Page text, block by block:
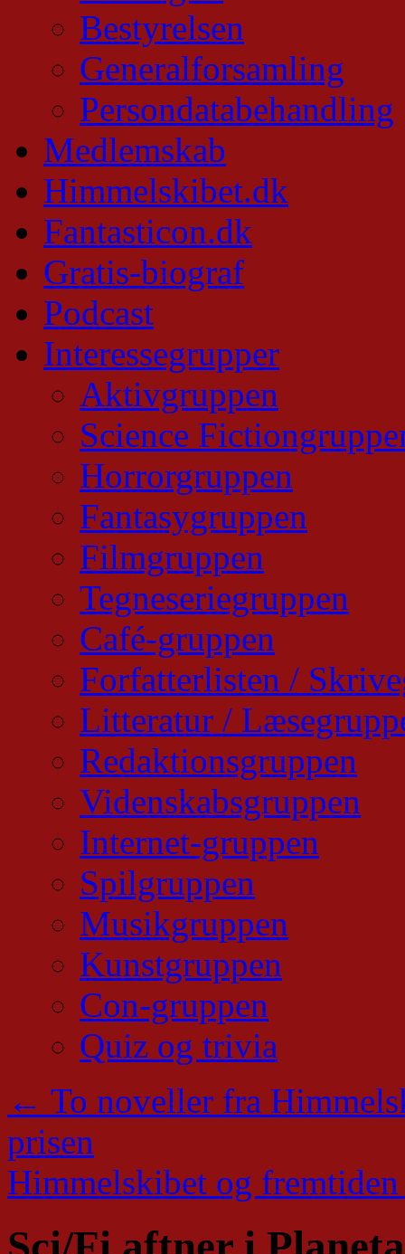
Bestyrelsen
Generalforsamling
Persondatabehandling
Medlemskab
Himmelskibet.dk
Fantasticon.dk
Gratis-biograf
Podcast
Interessegrupper
Aktivgruppen
Science
Horrorgruppen
Fantasygruppen
Filmgruppen
Tegneseriegruppen
Café-gruppen
Forfatterlisten /
Litteratur /
Redaktionsgruppen
Videnskabsgruppen
Internet-gruppen
Spilgruppen
Musikgruppen
Kunstgruppen
Con-gruppen
Quiz og trivia
← To noveller fra
prisen
Himmelskibet og